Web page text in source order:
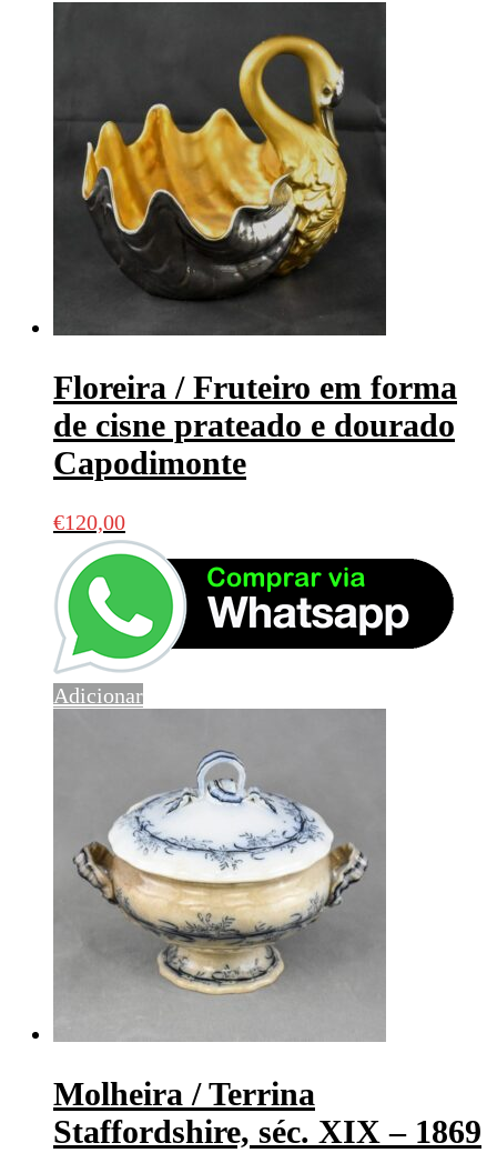
Floreira / Fruteiro em forma
de cisne prateado e dourado
Capodimonte
€120,00
Adicionar
Molheira / Terrina
Staffordshire, séc. XIX – 1869